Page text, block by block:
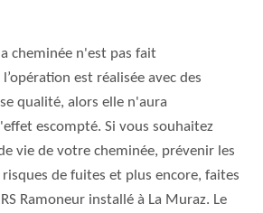
cheminée n'est pas fait
est réalisée avec des
qualité, alors elle n'aura
escompté. Si vous souhaitez
vie de votre cheminée, prévenir les
de fuites et plus encore, faites
Ramoneur installé à La Muraz. Le